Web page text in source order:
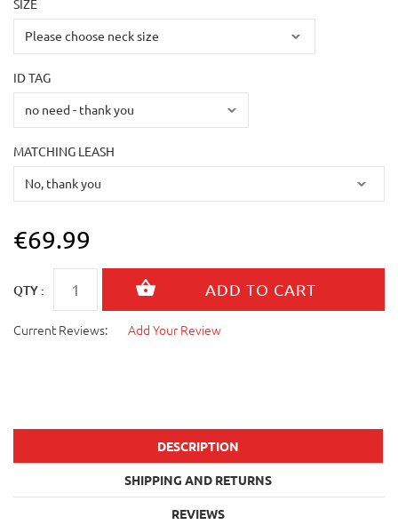
ID TAG
MATCHING LEASH
€69.99
QTY :
Current Reviews: Add Your Review
DESCRIPTION
SHIPPING AND RETURNS
REVIEWS